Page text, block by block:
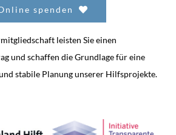
spenden
leisten Sie einen
und schaffen die Grundlage für eine
stabile Planung unserer Hilfsprojekte.